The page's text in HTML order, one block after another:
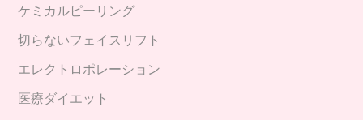
ケミカルピーリング
切らないフェイスリフト
エレクトロポレーション
医療ダイエット